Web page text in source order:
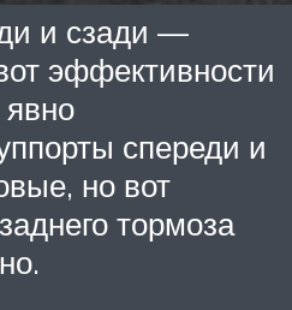
и сзади —
эффективности
явно
спереди и
но вот
тормоза